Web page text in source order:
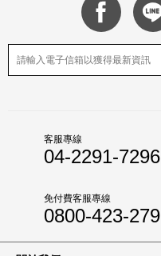
客服專線
04-2291-7296
免付費客服專線
0800-423-279